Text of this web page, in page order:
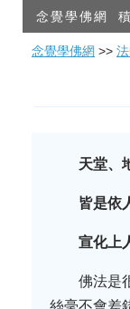
念覺學佛網
念覺學佛網 >>
天堂、
皆是依
宣化上
佛法是
絲毫不會差